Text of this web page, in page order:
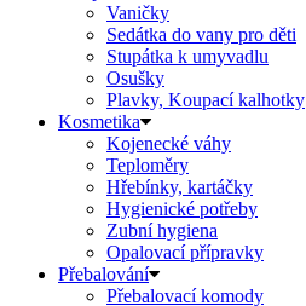
Vaničky
Sedátka do vany pro děti
Stupátka k umyvadlu
Osušky
Plavky, Koupací kalhotky
Kosmetika
Kojenecké váhy
Teploměry
Hřebínky, kartáčky
Hygienické potřeby
Zubní hygiena
Opalovací přípravky
Přebalování
Přebalovací komody